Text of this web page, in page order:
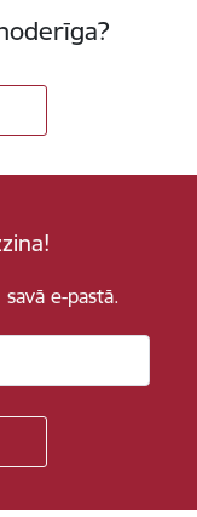
e-pastā.